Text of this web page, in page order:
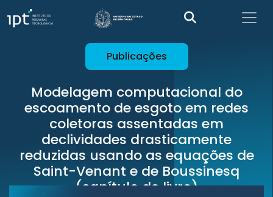
Publicações
Modelagem computacional do
escoamento de esgoto em redes
coletoras assentadas em
declividades drasticamente
reduzidas usando as equações de
Saint-Venant e de Boussinesq
(capítulo de livro)